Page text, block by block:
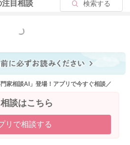
注目相談 検索する
もっと見る
家相談AI」登場！アプリで今すぐ相談／
相談はこちら
リで相談する